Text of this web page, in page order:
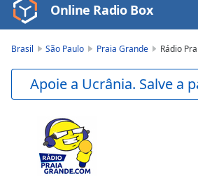
Video
Player
Backward
Online Radio Box
Brasil São Paulo Praia Grande Rádio
Apoie a Ucrânia. Salve a